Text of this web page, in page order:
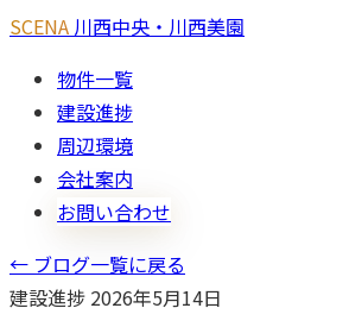
SCENA 川西中央・川西美園
物件一覧
建設進捗
周辺環境
会社案内
お問い合わせ
← ブログ一覧に戻る
建設進捗 2026年5月14日